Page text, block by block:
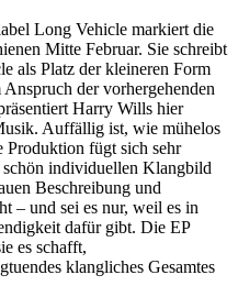
Long Vehicle markiert die
Mitte Februar. Sie schreibt
als Platz der kleineren Form
der vorhergehenden
Harry Wills hier
Auffällig ist, wie mühelos
Produktion fügt sich sehr
individuellen Klangbild
Beschreibung und
– und sei es nur, weil es in
dafür gibt. Die EP
es schafft,
klangliches Gesamtes